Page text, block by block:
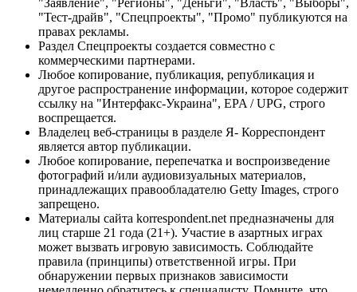
"Тест-драйв", "Спецпроекты", "Промо" публикуются на
правах рекламы.
Раздел Спецпроекты создается совместно с
коммерческими партнерами.
Любое копирование, публикация, републикация и
другое распространение информации, которое содержит
ссылку на "Интерфакс-Украина", EPA / UPG, строго
воспрещается.
Владелец веб-страницы в разделе Я- Корреспондент
является автор публикации.
Любое копирование, перепечатка и воспроизведение
фотографий и/или аудиовизуальных материалов,
принадлежащих правообладателю Getty Images, строго
запрещено.
Материалы сайта korrespondent.net предназначены для
лиц старше 21 года (21+). Участие в азартных играх
может вызвать игровую зависимость. Соблюдайте
правила (принципы) ответственной игры. При
обнаружении первых признаков зависимости